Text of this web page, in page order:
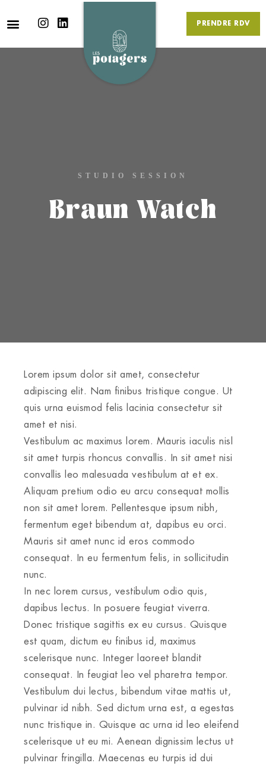
PRENDRE RDV
STUDIO SESSION
Braun Watch
Lorem ipsum dolor sit amet, consectetur
adipiscing elit. Nam finibus tristique congue. Ut
quis urna euismod felis lacinia consectetur sit
amet et nisi.
Vestibulum ac maximus lorem. Mauris iaculis nisl
sit amet turpis rhoncus convallis. In sit amet nisi
convallis leo malesuada vestibulum at et ex.
Aliquam pretium odio eu arcu consequat mollis
non sit amet lorem. Pellentesque ipsum nibh,
fermentum eget bibendum at, dapibus eu orci.
Mauris sit amet nunc id eros commodo
consequat. In eu fermentum felis, in sollicitudin
nunc.
In nec lorem cursus, vestibulum odio quis,
dapibus lectus. In posuere feugiat viverra.
Donec tristique sagittis ex eu cursus. Quisque
est quam, dictum eu finibus id, maximus
scelerisque nunc. Integer laoreet blandit
consequat. In feugiat leo vel pharetra tempor.
Vestibulum dui lectus, bibendum vitae mattis ut,
pulvinar id nibh. Sed dictum urna est, a egestas
nunc tristique in. Quisque ac urna id leo eleifend
scelerisque ut eu mi. Aenean dignissim lectus ut
pulvinar fringilla. Maecenas eu turpis id dui